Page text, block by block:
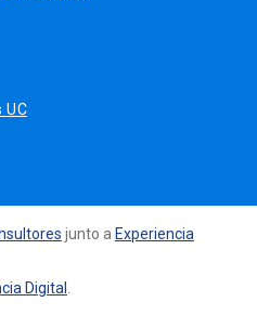
UC
junto a Experiencia
Digital .